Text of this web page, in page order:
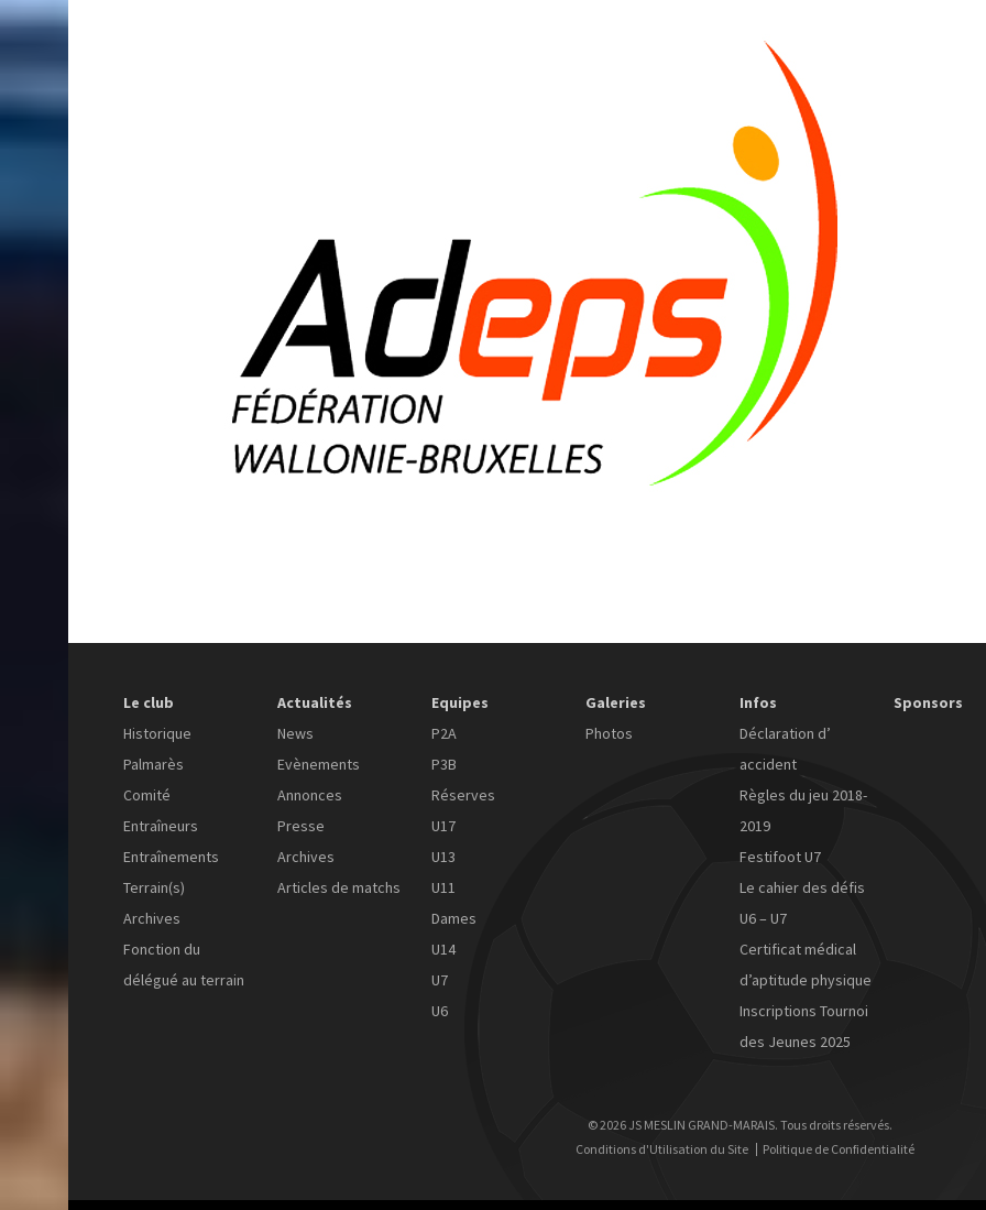
Le club
Historique
Palmarès
Comité
Entraîneurs
Entraînements
Terrain(s)
Archives
Fonction du
délégué au terrain
Actualités
News
Evènements
Annonces
Presse
Archives
Articles de matchs
Equipes
P2A
P3B
Réserves
U17
U13
U11
Dames
U14
U7
U6
Galeries
Photos
Infos
Déclaration d’
accident
Règles du jeu 2018-
2019
Festifoot U7
Le cahier des défis
U6 – U7
Certificat médical
d’aptitude physique
Inscriptions Tournoi
des Jeunes 2025
Sponsors
© 2026 JS MESLIN GRAND-MARAIS. Tous droits réservés.
Conditions d'Utilisation du Site
Politique de Confidentialité